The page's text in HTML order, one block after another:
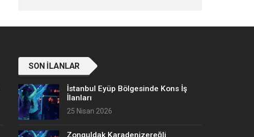
SON İLANLAR
İstanbul Eyüp Bölgesinde Kons İş
İlanları
25 Nisan 2026
Zonguldak Karadenizereğli